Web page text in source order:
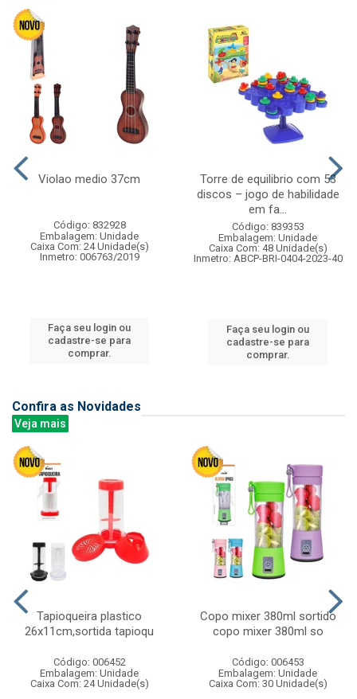
Violao medio 37cm
Código: 832928
Embalagem: Unidade
Caixa Com: 24 Unidade(s)
Inmetro: 006763/2019
Faça seu login ou
cadastre-se para
comprar.
Torre de equilibrio com 53
discos – jogo de habilidade
em fa...
Código: 839353
Embalagem: Unidade
Caixa Com: 48 Unidade(s)
Inmetro: ABCP-BRI-0404-2023-40
Faça seu login ou
cadastre-se para
comprar.
Confira as Novidades
Veja mais
Tapioqueira plastico
26x11cm,sortida tapioqu
Código: 006452
Embalagem: Unidade
Caixa Com: 24 Unidade(s)
Copo mixer 380ml sortido
copo mixer 380ml so
Código: 006453
Embalagem: Unidade
Caixa Com: 30 Unidade(s)